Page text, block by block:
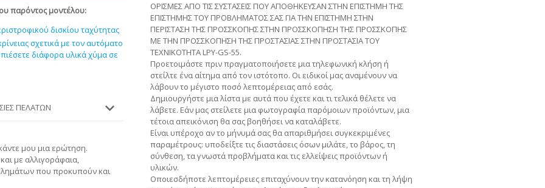
παρόντος μοντέλου:
δισκίου ταχύτητας
σχετικά με τον αυτόματο
διάφορα υλικά χύμα σε
ΠΕΛΑΤΏΝ
μου μια ερώτηση.
με αλλιγοράφαια,
που προκυπούν και
ΟΡΙΣΜΕΣ ΑΠΟ ΤΙΣ ΣΥΣΤΑΣΕΙΣ ΠΟΥ ΑΠΟΘΗΚΕΥΣΑΝ ΣΤΗΝ ΕΠΙΣΤΗΜΗ ΤΗΣ
ΕΠΙΣΤΗΜΗΣ ΤΟΥ ΠΡΟΒΛΗΜΑΤΟΣ ΣΑΣ ΓΙΑ ΤΗΝ ΕΠΙΣΤΗΜΗ ΣΤΗΝ
ΠΕΡΙΣΤΑΣΗ ΤΗΣ ΠΡΟΣΣΚΟΠΗΣ ΣΤΗΝ ΠΡΟΣΣΚΟΠΗΣΗ ΤΗΣ ΠΡΟΣΣΚΟΠΗΣ
ΜΕ ΤΗΝ ΠΡΟΣΣΚΟΠΗΣΗ ΤΗΣ ΠΡΟΣΤΑΣΙΑΣ ΣΤΗΝ ΠΡΟΣΤΑΣΙΑ ΤΟΥ
ΤΕΧΝΙΚΟΤΗΤΑ LPY-GS-55.
Προετοιμάστε πριν πραγματοποιήσετε μια τηλεφωνική κλήση ή
στείλτε ένα αίτημα από τον ιστότοπο. Οι ειδικοί μας αναμένουν να
λάβουν το μέγιστο ποσό λεπτομέρειας από εσάς.
Δημιουργήστε μια λίστα με αυτά που έχετε και τι τελικά θέλετε να
λάβετε. Εάν μας στείλετε μια φωτογραφία παρόμοιων προϊόντων, μια
τέτοια απεικόνιση θα σας βοηθήσει να καταλάβετε.
Είναι υπέροχο αν το μήνυμά σας θα απαριθμήσει συγκεκριμένες
παραμέτρους: υποδείξτε τις διαστάσεις όσων μιλάτε, το βάρος, τη
σύνθεση, τα γνωστά προβλήματα και τις ελλείψεις προϊόντων ή
υλικών.
Οποιεσδήποτε λεπτομέρειες επιταχύνουν την κατανόηση και τη λήψη